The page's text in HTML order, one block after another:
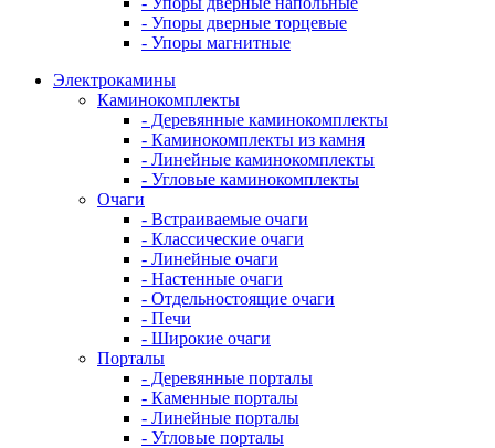
- Упоры дверные торцевые
- Упоры магнитные
Электрокамины
Каминокомплекты
- Деревянные каминокомплекты
- Каминокомплекты из камня
- Линейные каминокомплекты
- Угловые каминокомплекты
Очаги
- Встраиваемые очаги
- Классические очаги
- Линейные очаги
- Настенные очаги
- Отдельностоящие очаги
- Печи
- Широкие очаги
Порталы
- Деревянные порталы
- Каменные порталы
- Линейные порталы
- Угловые порталы